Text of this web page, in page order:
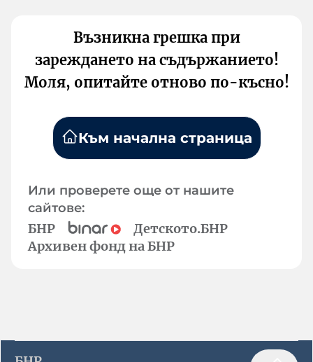
Възникна грешка при
зареждането на съдържанието!
Моля, опитайте отново по-късно!
Към начална страница
Или проверете още от нашите
сайтове:
БНР
Детското.БНР
Архивен фонд на БНР